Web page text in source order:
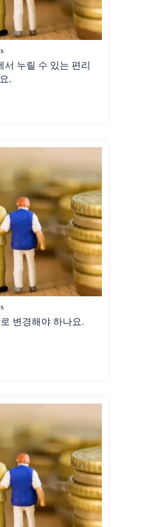
서 누릴 수 있는 편리
.
변경해야 하나요.